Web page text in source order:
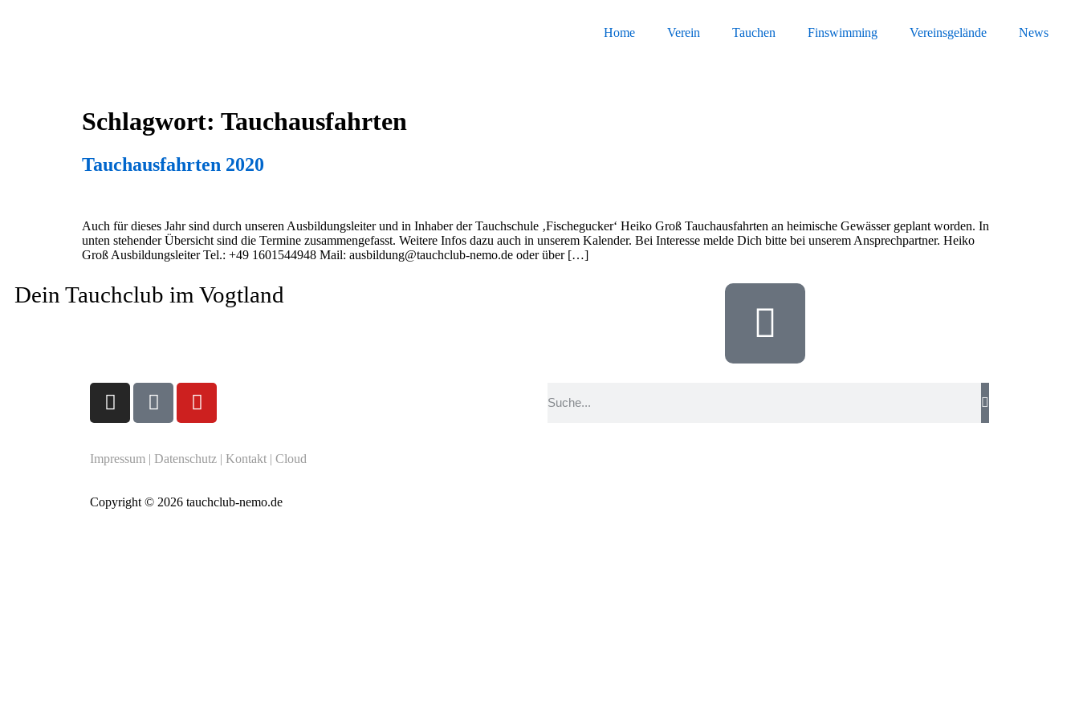
Home Verein Tauchen Finswimming Vereinsgelände News
Schlagwort: Tauchausfahrten
Tauchausfahrten 2020
Auch für dieses Jahr sind durch unseren Ausbildungsleiter und in Inhaber der Tauchschule ‚Fischegucker‘ Heiko Groß Tauchausfahrten an heimische Gewässer geplant worden. In
unten stehender Übersicht sind die Termine zusammengefasst. Weitere Infos dazu auch in unserem Kalender. Bei Interesse melde Dich bitte bei unserem Ansprechpartner. Heiko
Groß Ausbildungsleiter Tel.: +49 1601544948 Mail: ausbildung@tauchclub-nemo.de oder über […]
Dein Tauchclub im Vogtland
Impressum | Datenschutz | Kontakt | Cloud
Copyright © 2026 tauchclub-nemo.de